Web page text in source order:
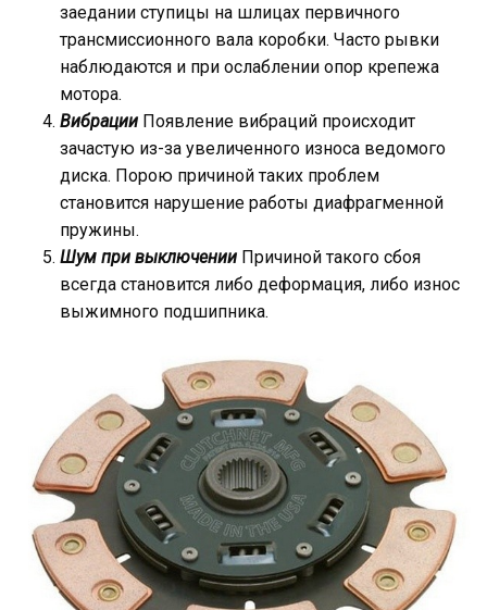
заедании ступицы на шлицах первичного
трансмиссионного вала коробки. Часто рывки
наблюдаются и при ослаблении опор крепежа
мотора.
Вибрации Появление вибраций происходит
зачастую из-за увеличенного износа ведомого
диска. Порою причиной таких проблем
становится нарушение работы диафрагменной
пружины.
Шум при выключении Причиной такого сбоя
всегда становится либо деформация, либо износ
выжимного подшипника.